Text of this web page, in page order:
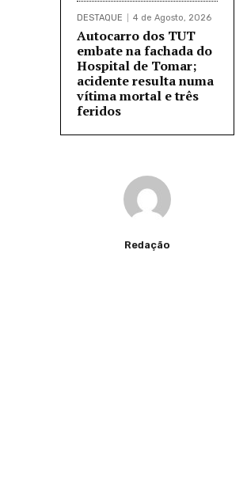
DESTAQUE 4 de Agosto, 2026
Autocarro dos TUT
embate na fachada do
Hospital de Tomar;
acidente resulta numa
vítima mortal e três
feridos
Redação